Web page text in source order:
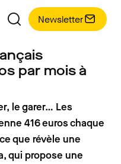
Newsletter
par mois à
le garer… Les
416 euros chaque
que révèle une
qui propose une